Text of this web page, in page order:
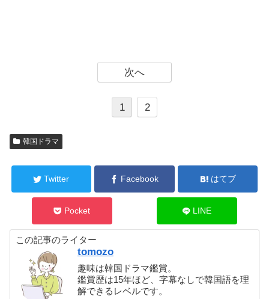
次へ
1 2
韓国ドラマ
Twitter Facebook はてブ
Pocket LINE
この記事のライター
tomozo
趣味は韓国ドラマ鑑賞。
鑑賞歴は15年ほど、字幕なしで韓国語を理
解できるレベルです。